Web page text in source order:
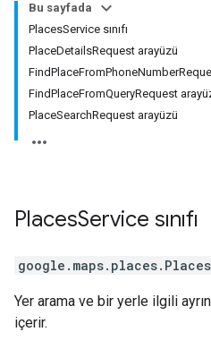
Bu sayfada
PlacesService sınıfı
PlaceDetailsRequest arayüzü
FindPlaceFromQueryRequest
PlaceSearchRequest arayüzü
PlacesService sınıfı
google.maps.places.
Yer arama ve bir yerle ilgili
içerir.